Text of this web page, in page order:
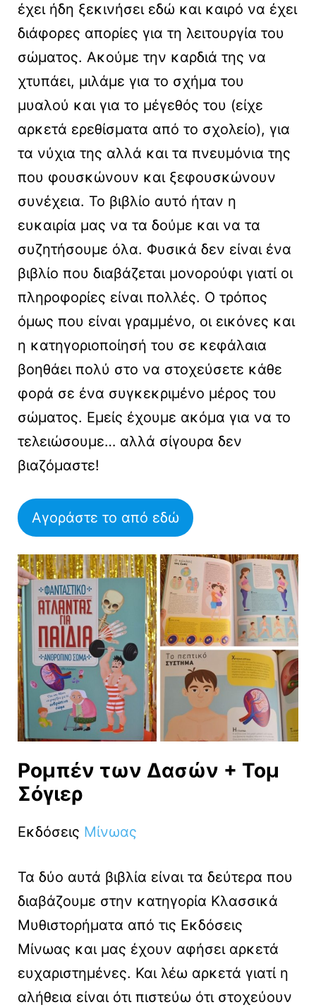
έχει ήδη ξεκινήσει εδώ και καιρό να έχει
διάφορες απορίες για τη λειτουργία του
σώματος. Ακούμε την καρδιά της να
χτυπάει, μιλάμε για το σχήμα του
μυαλού και για το μέγεθός του (είχε
αρκετά ερεθίσματα από το σχολείο), για
τα νύχια της αλλά και τα πνευμόνια της
που φουσκώνουν και ξεφουσκώνουν
συνέχεια. Το βιβλίο αυτό ήταν η
ευκαιρία μας να τα δούμε και να τα
συζητήσουμε όλα. Φυσικά δεν είναι ένα
βιβλίο που διαβάζεται μονορούφι γιατί οι
πληροφορίες είναι πολλές. Ο τρόπος
όμως που είναι γραμμένο, οι εικόνες και
η κατηγοριοποίησή του σε κεφάλαια
βοηθάει πολύ στο να στοχεύσετε κάθε
φορά σε ένα συγκεκριμένο μέρος του
σώματος. Εμείς έχουμε ακόμα για να το
τελειώσουμε… αλλά σίγουρα δεν
βιαζόμαστε!
Αγοράστε το από εδώ
Ρομπέν των Δασών + Τομ
Σόγιερ
Εκδόσεις Μίνωας
Τα δύο αυτά βιβλία είναι τα δεύτερα που
διαβάζουμε στην κατηγορία Κλασσικά
Μυθιστορήματα από τις Εκδόσεις
Μίνωας και μας έχουν αφήσει αρκετά
ευχαριστημένες. Και λέω αρκετά γιατί η
αλήθεια είναι ότι πιστεύω ότι στοχεύουν